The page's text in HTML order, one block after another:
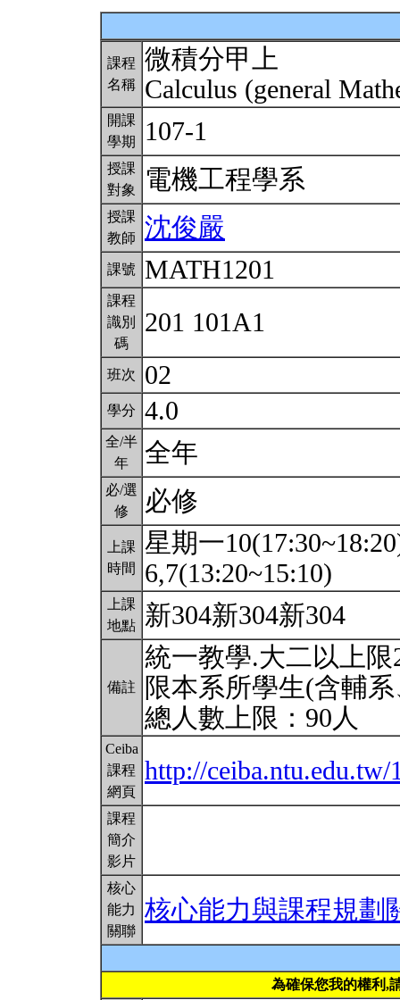
課程
名稱
微積分甲上
Calculus (general
開課
學期
107-1
授課
對象
電機工程學系
授課
教師
沈俊嚴
課號 MATH1201
課程
識別
碼
201 101A1
班次 02
學分 4.0
全/半
年
全年
必/選
修
必修
上課
時間
星期一
6,7(13:20~15:10)
上課
地點
新304新304新304
備註
統一教學.大二以上
限本系所學生(含輔
總人數上限：90人
Ceiba
課程
網頁
http://
課程
簡介
影片
核心
能力
關聯
核心能力與課程規劃
為確保您我的權利,